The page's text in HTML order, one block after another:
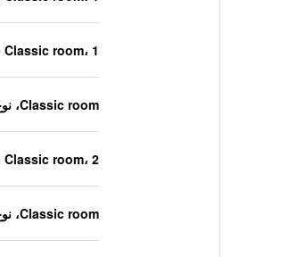
Classic room، 1 سرير كوين
Classic room، نوع السرير غير معروف
Classic room، 2 من أسرّة التوأم
Classic room، نوع السرير غير معروف